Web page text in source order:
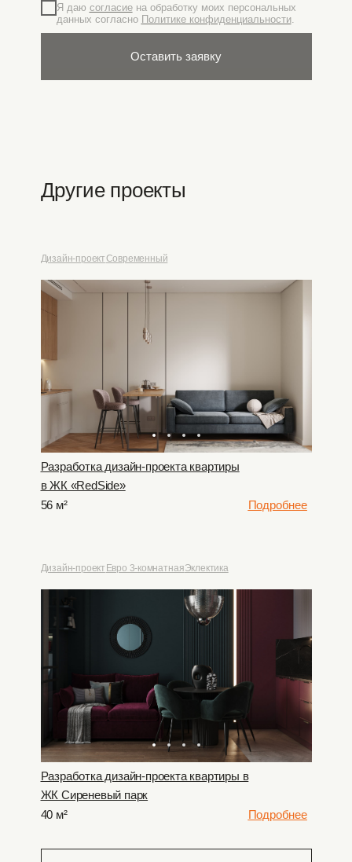
Я даю согласиена обработку моих персональных
данных согласно Политике конфиденциальности.
Оставить заявку
Другие проекты
Дизайн-проектСовременный
Разработка дизайн-проекта квартиры
в ЖК «RedSide»
56 м²
Подробнее
Дизайн-проект Евро 3-комнатнаяЭклектика
Разработка дизайн-проекта квартиры в
ЖК Сиреневый парк
40 м²
Подробнее